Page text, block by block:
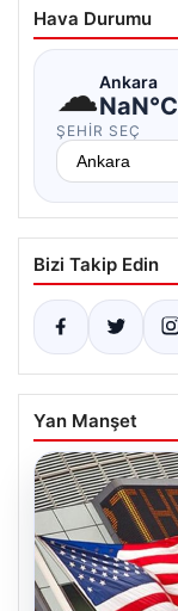
Hava Durumu
☁Ankara
NaN°C
ŞEHIR SEÇ
Bizi Takip Edin
Yan Manşet